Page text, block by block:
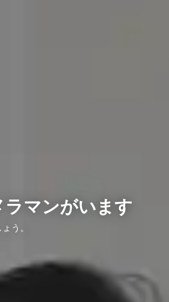
マンがいます
う。